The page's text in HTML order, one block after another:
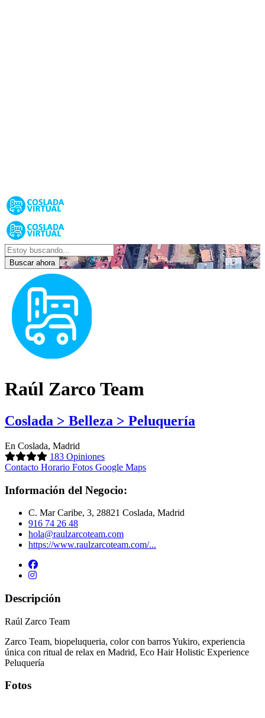
Buscar ahora
Raúl Zarco Team
Coslada > Belleza > Peluquería
En Coslada, Madrid
183 Opiniones
Contacto Horario Fotos Google Maps
Información del Negocio:
C. Mar Caribe, 3, 28821 Coslada, Madrid
916 74 26 48
hola@raulzarcoteam.com
https://www.raulzarcoteam.com/...
Descripción
Raúl Zarco Team
Zarco Team, biopeluqueria, color con barros Yukiro, experiencia
única con ritual de relax en Madrid, Eco Hair Holistic Experience
Peluquería
Fotos